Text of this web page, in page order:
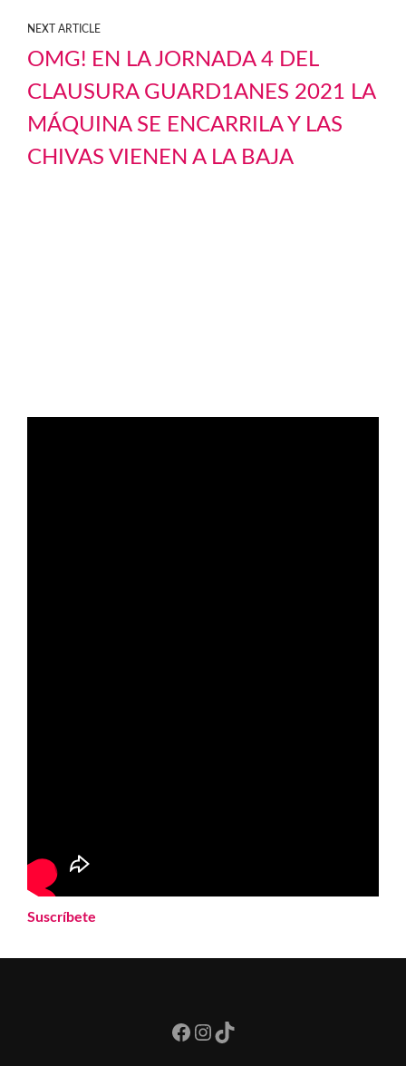
NEXT ARTICLE
OMG! EN LA JORNADA 4 DEL
CLAUSURA GUARD1ANES 2021 LA
MÁQUINA SE ENCARRILA Y LAS
CHIVAS VIENEN A LA BAJA
Suscríbete
Facebook
Instagram
TikTok